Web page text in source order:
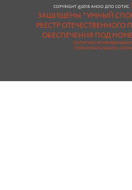
COPYRIGHT ©2018 АНОО ДПО СОТИС.
ЗАЩИЩЕНЫ."УМНЫЙ
РЕЕСТР ОТЕЧЕСТВЕННОГО
ОБЕСПЕЧЕНИЯ ПОД
ПОЛИТИКА
ПОЛЬЗОВАТЕЛЬСКОЕ